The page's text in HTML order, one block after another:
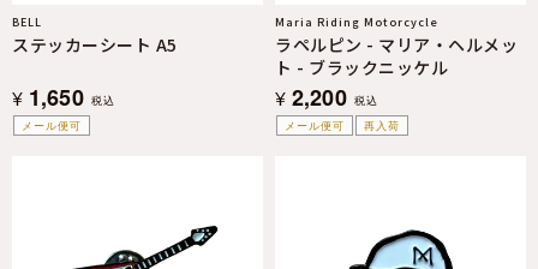
メール便可
BELL
ステッカーシート A5
¥ 1,650 税込
メール便可
再入荷
Maria Riding Motorcycle
ラペルピン - マリア・ヘルメッ
ト - ブラックニッケル
¥ 2,200 税込